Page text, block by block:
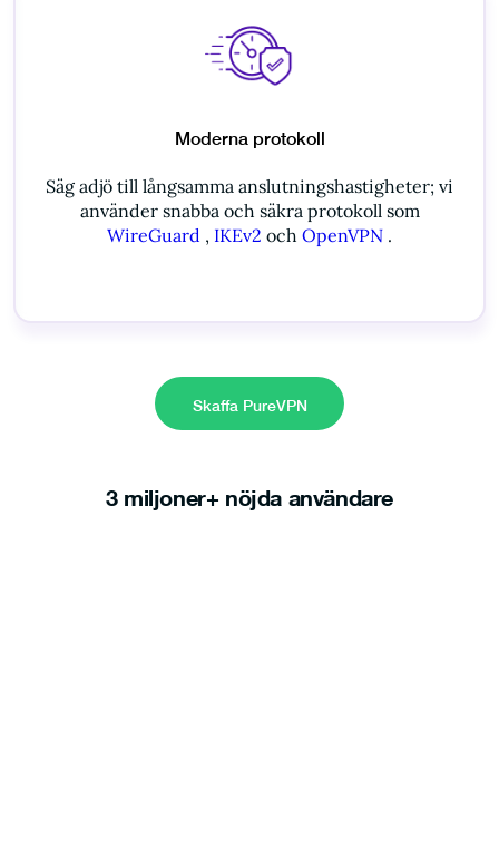
Moderna protokoll
Säg adjö till långsamma anslutningshastigheter; vi
använder snabba och säkra protokoll som
WireGuard , IKEv2 och OpenVPN .
Skaffa PureVPN
3 miljoner+ nöjda användare